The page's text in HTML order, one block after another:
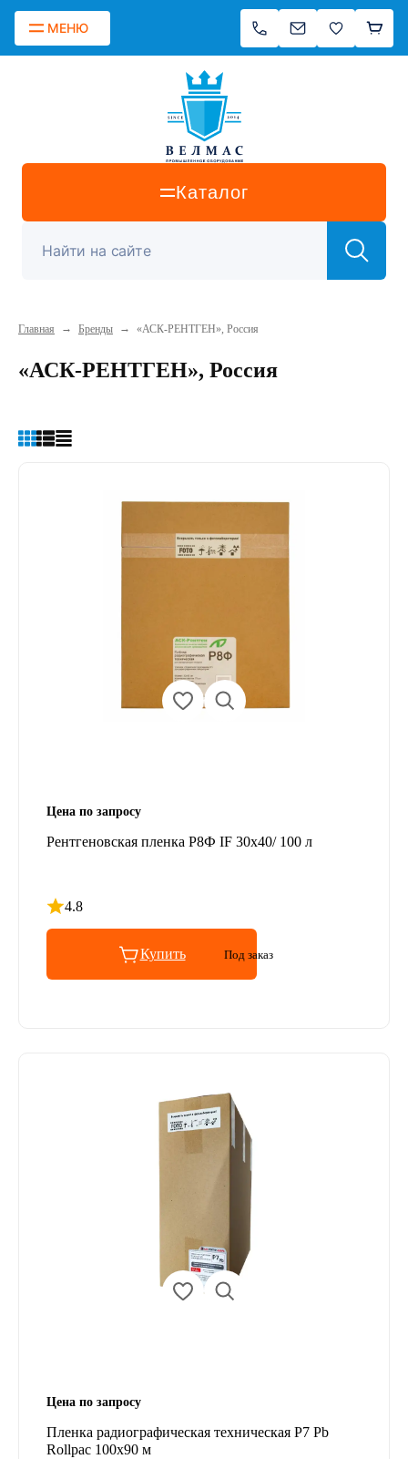
МЕНЮ
Каталог
Главная → Бренды → «АСК-РЕНТГЕН», Россия
«АСК-РЕНТГЕН», Россия
Цена по запросу
Рентгеновская пленка Р8Ф IF 30x40/ 100 л
4.8
Рейтинг 4.8 из 5
Купить Под заказ
Цена по запросу
Пленка радиографическая техническая Р7 Pb
Rollpac 100х90 м